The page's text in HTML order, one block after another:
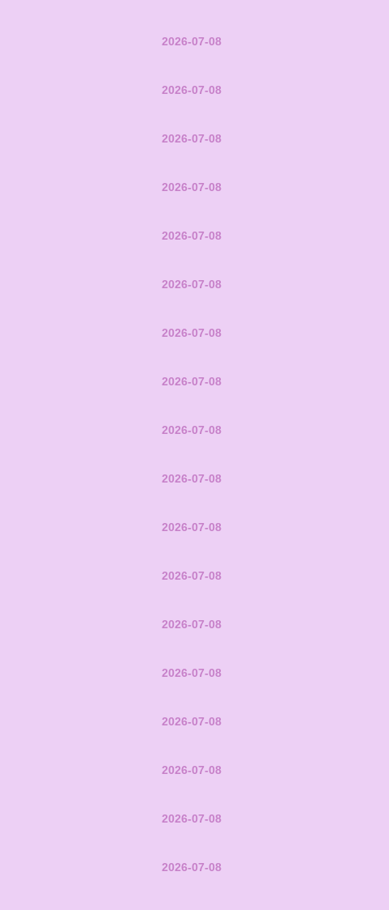
2026-07-08
2026-07-08
2026-07-08
2026-07-08
2026-07-08
2026-07-08
2026-07-08
2026-07-08
2026-07-08
2026-07-08
2026-07-08
2026-07-08
2026-07-08
2026-07-08
2026-07-08
2026-07-08
2026-07-08
2026-07-08